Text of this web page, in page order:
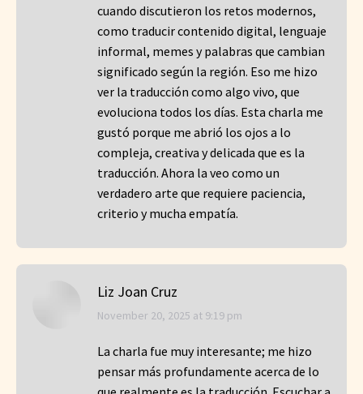
cuando discutieron los retos modernos,
como traducir contenido digital, lenguaje
informal, memes y palabras que cambian
significado según la región. Eso me hizo
ver la traducción como algo vivo, que
evoluciona todos los días. Esta charla me
gustó porque me abrió los ojos a lo
compleja, creativa y delicada que es la
traducción. Ahora la veo como un
verdadero arte que requiere paciencia,
criterio y mucha empatía.
Liz Joan Cruz
says:
November 20, 2025 at 9:19 pm
La charla fue muy interesante; me hizo
pensar más profundamente acerca de lo